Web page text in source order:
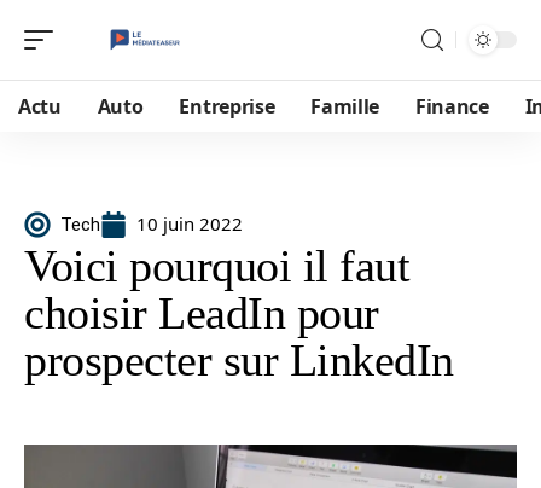
Actu Auto Entreprise Famille Finance
Tech 10 juin 2022
Voici pourquoi il faut
choisir LeadIn pour
prospecter sur LinkedIn